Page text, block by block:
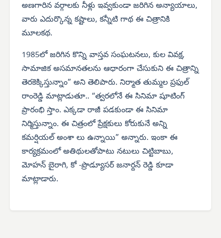
అణగారిన వర్గాలకు నీళ్లు ఇవ్వకుండా జరిగిన అన్యాయాలు,
వారు ఎదుర్కొన్న కష్టాలు, కన్నీటి గాథ ఈ చిత్రానికి
మూలకథ.
1985లో జరిగిన కొన్ని వాస్తవ సంఘటనలు, కుల వివక్ష,
సామాజిక అసమానతలను ఆధారంగా చేసుకుని ఈ చిత్రాన్ని
తెరకెక్కిస్తున్నాం” అని తెలిపారు. నిర్మాత తుమ్మల ప్రఫుల్
రాంరెడ్డి మాట్లాడుతూ.. “త్వరలోనే ఈ సినిమా షూటింగ్
ప్రారంభి స్తాం. ఎక్కడా రాజీ పడకుండా ఈ సినిమా
నిర్మిస్తున్నాం. ఈ చిత్రంలో ప్రేక్షకులు కోరుకునే అన్ని
కమర్షియల్ అంశా లు ఉన్నాయి” అన్నారు. ఇంకా ఈ
కార్యక్రమంలో అతిథులతోపాటు నటులు చిట్టిబాబు,
మోహన్ బైరాగి, కో -ప్రొడ్యూసర్ జనార్దన్ రెడ్డి కూడా
మాట్లాడారు.